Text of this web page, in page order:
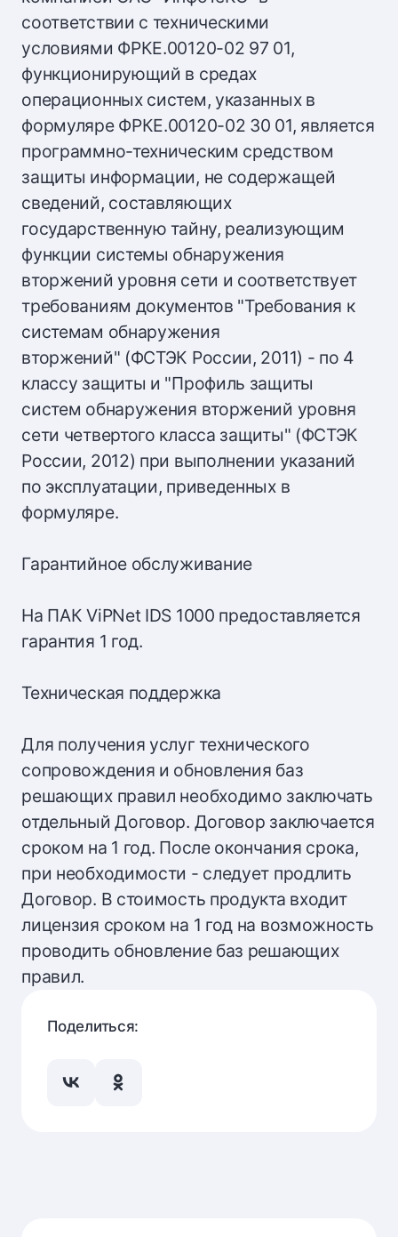
соответствии с техническими
условиями ФРКЕ.00120-02 97 01,
функционирующий в средах
операционных систем, указанных в
формуляре ФРКЕ.00120-02 30 01, является
программно-техническим средством
защиты информации, не содержащей
сведений, составляющих
государственную тайну, реализующим
функции системы обнаружения
вторжений уровня сети и соответствует
требованиям документов "Требования к
системам обнаружения
вторжений" (ФСТЭК России, 2011) - по 4
классу защиты и "Профиль защиты
систем обнаружения вторжений уровня
сети четвертого класса защиты" (ФСТЭК
России, 2012) при выполнении указаний
по эксплуатации, приведенных в
формуляре.
Гарантийное обслуживание
На ПАК ViPNet IDS 1000 предоставляется
гарантия 1 год.
Техническая поддержка
Для получения услуг технического
сопровождения и обновления баз
решающих правил необходимо заключать
отдельный Договор. Договор заключается
сроком на 1 год. После окончания срока,
при необходимости - следует продлить
Договор. В стоимость продукта входит
лицензия сроком на 1 год на возможность
проводить обновление баз решающих
правил.
Поделиться: